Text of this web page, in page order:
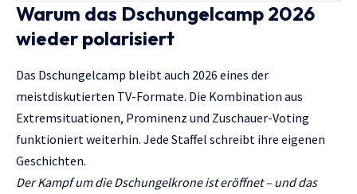
Warum das Dschungelcamp 2026
wieder polarisiert
Das Dschungelcamp bleibt auch 2026 eines der
meistdiskutierten TV-Formate. Die Kombination aus
Extremsituationen, Prominenz und Zuschauer-Voting
funktioniert weiterhin. Jede Staffel schreibt ihre eigenen
Geschichten.
Der Kampf um die Dschungelkrone ist eröffnet – und das